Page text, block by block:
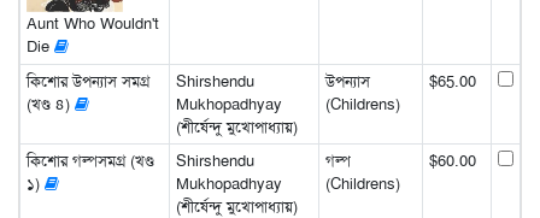
Aunt Who Wouldn't
Die
কিশোর উপন্যাস সমগ্র
(খণ্ড ৪)
Shirshendu
Mukhopadhyay
(শীর্ষেন্দু মুখোপাধ্যায়)
উপন্যাস
(Childrens)
$65.00
কিশোর গল্পসমগ্র (খণ্ড
১)
Shirshendu
Mukhopadhyay
(শীর্ষেন্দু মুখোপাধ্যায়)
গল্প
(Childrens)
$60.00